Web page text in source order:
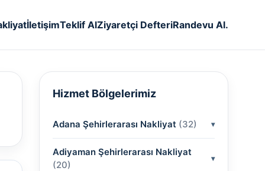
İletişimTeklif AlZiyaretçi DefteriRandevu Al.
Hizmet Bölgelerimiz
Adana Şehirlerarası Nakliyat (32)
(2)
Adiyaman Şehirlerarası Nakliyat
(20)